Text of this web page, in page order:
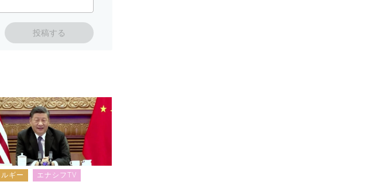
投稿する
ギー エナシフTV